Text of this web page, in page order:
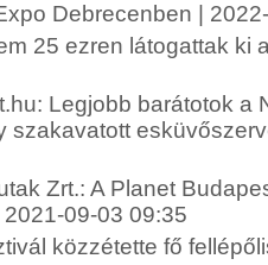
Debrecenben |
25 ezren látogattak ki
Legjobb barátotok a
szakavatott
Zrt.: A Planet
09-03 09:35
közzétette fő